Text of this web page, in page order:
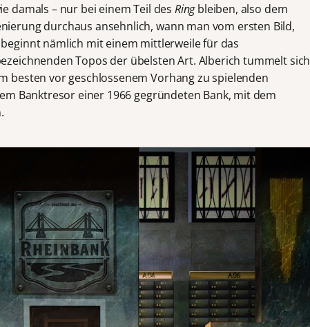
damals – nur bei einem Teil des Ringbleiben, also dem
durchaus ansehnlich, wann man vom ersten Bild,
nämlich mit einem mittlerweile für das
Topos der übelsten Art. Alberich tummelt sich
besten vor geschlossenem Vorhang zu spielenden
Banktresor einer 1966 gegründeten Bank, mit dem